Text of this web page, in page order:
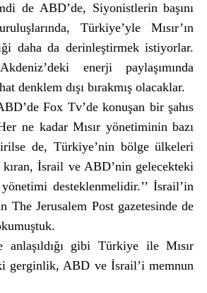
de ABD’de, Siyonistlerin başını
Türkiye’yle Mısır’ın
daha da derinleştirmek istiyorlar.
enerji paylaşımında
denklem dışı bırakmış olacaklar.
Fox Tv’de konuşan bir şahıs
ne kadar Mısır yönetiminin bazı
de, Türkiye’nin bölge ülkeleri
İsrail ve ABD’nin gelecekteki
desteklenmelidir.’’ İsrail’in
The Jerusalem Post gazetesinde de
anlaşıldığı gibi Türkiye ile Mısır
gerginlik, ABD ve İsrail’i memnun